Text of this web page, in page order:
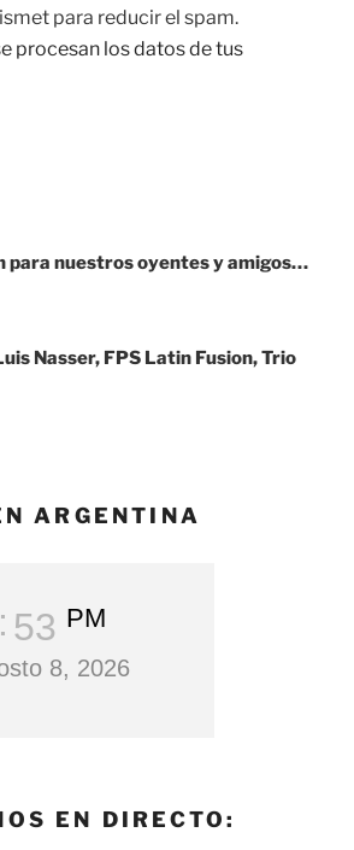
para reducir el spam.
procesan los datos de tus
para nuestros oyentes y amigos…
Nasser, FPS Latin Fusion, Trio
ARGENTINA
54 PM
8, 2026
EN DIRECTO: